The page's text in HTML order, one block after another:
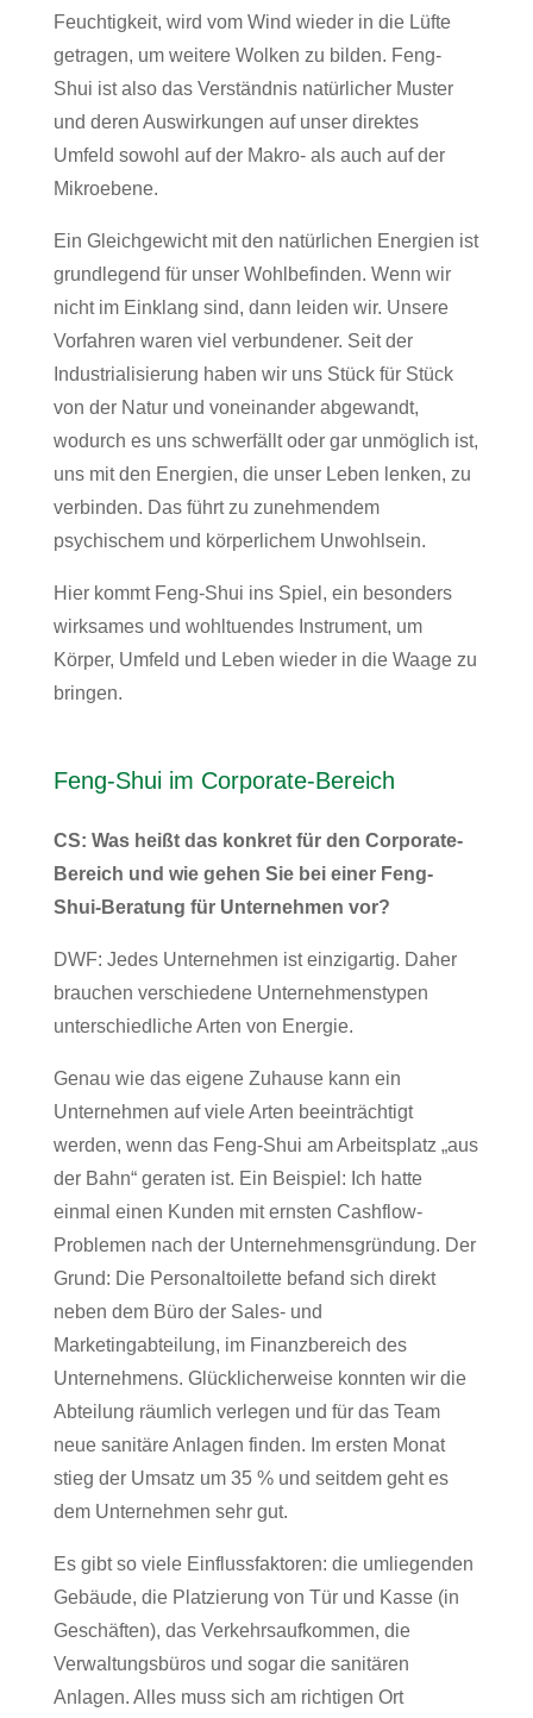
Feuchtigkeit, wird vom Wind wieder in die Lüfte
getragen, um weitere Wolken zu bilden. Feng-
Shui ist also das Verständnis natürlicher Muster
und deren Auswirkungen auf unser direktes
Umfeld sowohl auf der Makro- als auch auf der
Mikroebene.
Ein Gleichgewicht mit den natürlichen Energien ist
grundlegend für unser Wohlbefinden. Wenn wir
nicht im Einklang sind, dann leiden wir. Unsere
Vorfahren waren viel verbundener. Seit der
Industrialisierung haben wir uns Stück für Stück
von der Natur und voneinander abgewandt,
wodurch es uns schwerfällt oder gar unmöglich ist,
uns mit den Energien, die unser Leben lenken, zu
verbinden. Das führt zu zunehmendem
psychischem und körperlichem Unwohlsein.
Hier kommt Feng-Shui ins Spiel, ein besonders
wirksames und wohltuendes Instrument, um
Körper, Umfeld und Leben wieder in die Waage zu
bringen.
Feng-Shui im Corporate-Bereich
CS: Was heißt das konkret für den Corporate-
Bereich und wie gehen Sie bei einer Feng-
Shui-Beratung für Unternehmen vor?
DWF: Jedes Unternehmen ist einzigartig. Daher
brauchen verschiedene Unternehmenstypen
unterschiedliche Arten von Energie.
Genau wie das eigene Zuhause kann ein
Unternehmen auf viele Arten beeinträchtigt
werden, wenn das Feng-Shui am Arbeitsplatz „aus
der Bahn“ geraten ist. Ein Beispiel: Ich hatte
einmal einen Kunden mit ernsten Cashflow-
Problemen nach der Unternehmensgründung. Der
Grund: Die Personaltoilette befand sich direkt
neben dem Büro der Sales- und
Marketingabteilung, im Finanzbereich des
Unternehmens. Glücklicherweise konnten wir die
Abteilung räumlich verlegen und für das Team
neue sanitäre Anlagen finden. Im ersten Monat
stieg der Umsatz um 35 % und seitdem geht es
dem Unternehmen sehr gut.
Es gibt so viele Einflussfaktoren: die umliegenden
Gebäude, die Platzierung von Tür und Kasse (in
Geschäften), das Verkehrsaufkommen, die
Verwaltungsbüros und sogar die sanitären
Anlagen. Alles muss sich am richtigen Ort